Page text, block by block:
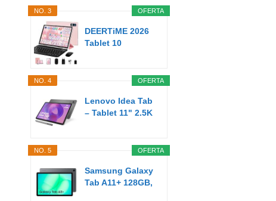
OFERTA
NO. 3
DEERTiME 2026
Tablet 10
OFERTA
NO. 4
Lenovo Idea Tab
– Tablet 11" 2.5K
OFERTA
NO. 5
Samsung Galaxy
Tab A11+ 128GB,